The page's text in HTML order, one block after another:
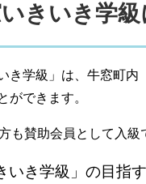
きいき学級
き学級」は、牛窓町
ができます。
も賛助会員として入級
いき学級」の目指